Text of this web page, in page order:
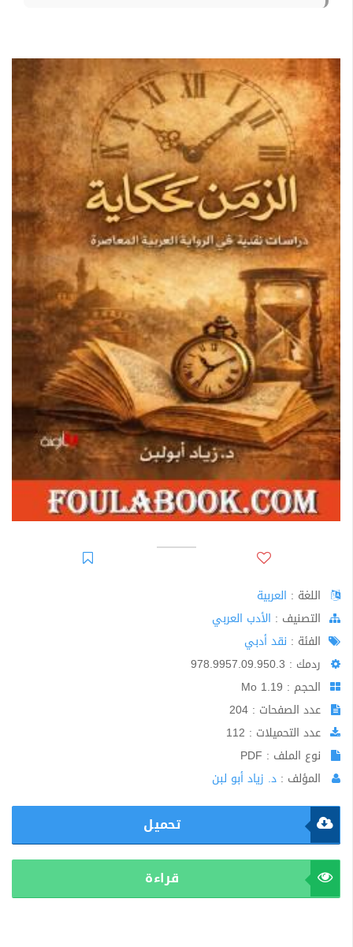
اللغة : العربية
اﻟﺘﺼﻨﻴﻒ : الأدب العربي
الفئة : نقد أدبي
ردمك : 978.9957.09.950.3
الحجم : 1.19 Mo
عدد الصفحات : 204
عدد التحميلات : 112
نوع الملف : PDF
المؤلف : د. زياد أبو لبن
تحميل
قراءة